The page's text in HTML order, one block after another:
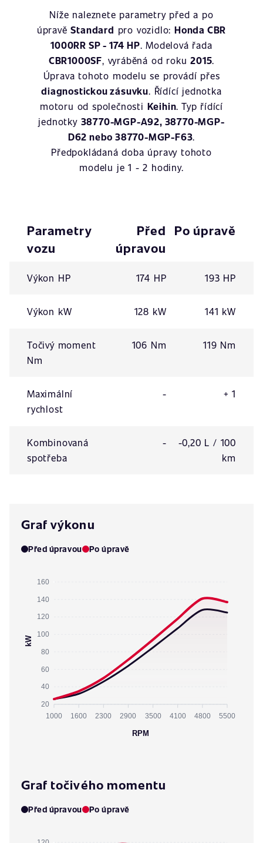
Níže naleznete parametry před a po
úpravěStandard pro vozidlo: Honda CBR
1000RR SP - 174 HP. Modelová řada
CBR1000SF, vyráběná od roku2015.
Úprava tohoto modelu se provádí přes
diagnostickou zásuvku. Řídící jednotka
motoru od společnosti Keihin. Typ řídící
jednotky 38770-MGP-A92, 38770-MGP-
D62 nebo 38770-MGP-F63.
Předpokládaná doba úpravy tohoto
modelu je 1 - 2 hodiny.
Parametry
vozu
Před
úpravou
Po úpravě
Výkon HP 174 HP 193 HP
Výkon kW 128 kW 141 kW
Točivý moment
Nm
106 Nm 119 Nm
Maximální
rychlost
- + 1
Kombinovaná
spotřeba
-
-0,20 L / 100
km
Graf výkonu
Před úpravou Po úpravě
160
140
120
100
80
60
40
20
kW
1000 1600 2300 2900 3500 4100 4800 5500
RPM
Graf točivého momentu
Před úpravou Po úpravě